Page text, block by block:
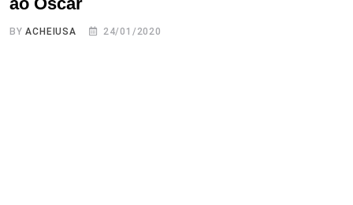
BYACHEIUSA 24/01/2020